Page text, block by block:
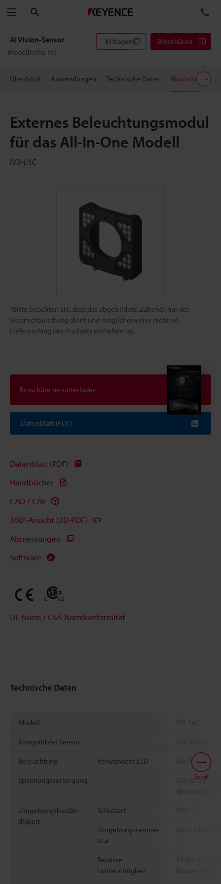
Menü
AI Vision-Sensor
Modellreihe IV3
KI fragen Broschüren
Überblick Anwendungen Technische Daten Modelle
Externes Beleuchtungsmodul
für das All-In-One Modell
IV3-L4C
*Bitte beachten Sie, dass das abgebildete Zubehör nur der
Veranschaulichung dient und möglicherweise nicht im
Lieferumfang des Produkts enthalten ist.
Broschüre herunterladen
Datenblatt (PDF)
Datenblatt (PDF)
Handbücher
CAD / CAE
360°-Ansicht (3D-PDF)
Abmessungen
Software
UL-Norm / CSA-Normkonformität
Technische Daten
Modell IV3-L4C
Kompatibler Sensor IV3-400CA
Beleuchtung Verwendete LED Weiße LED
Spannungsversorgung
Die
den
Umgebungsbestän
digkeit
Schutzart IP67
Umgebungstemper
atur
0 bis +50°C
Relative
Luftfeuchtigkeit
35 bis 85%
Kondensation)
Scroll